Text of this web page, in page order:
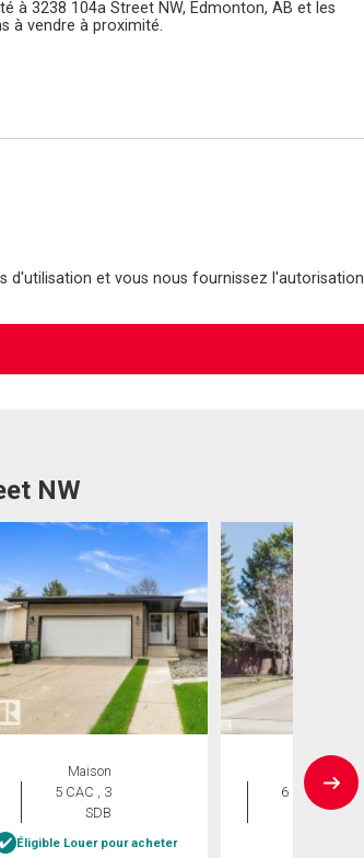
d'utilisation et vous nous fournissez l'autorisation
NW
Maison
5 CAC , 3
SDB
Éligible Louer pour acheter
Maison
6 CAC , 3
SDB